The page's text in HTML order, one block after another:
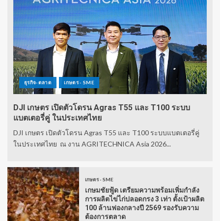
ธุรกิจ-ตลาด เกษตร - SME
DJI เกษตร เปิดตัวโดรน Agras T55 และ T100 ระบบ
แบตเตอรี่คู่ ในประเทศไทย
DJI เกษตร เปิดตัวโดรน Agras T55 และ T100 ระบบแบตเตอรี่คู่
ในประเทศไทย ณ งาน AGRITECHNICA Asia 2026...
เกษตร - SME
เกษมชัยฟู้ด เตรียมความพร้อมเพิ่มกำลัง
การผลิตไข่ไก่ปลอดกรง 3 เท่า ตั้งเป้าผลิต
100 ล้านฟองกลางปี 2569 รองรับความ
ต้องการตลาด